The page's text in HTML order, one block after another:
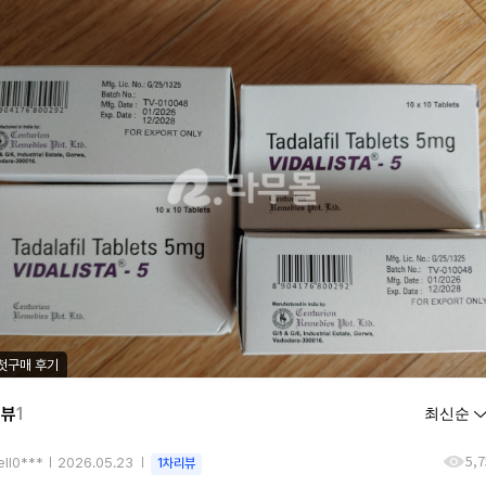
구매 후기
1
2026.05.23 1차리뷰